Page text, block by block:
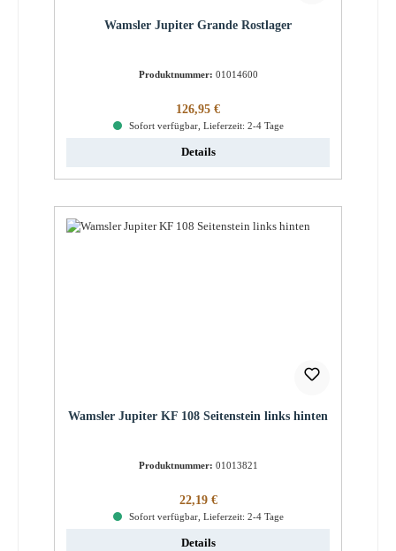
Wamsler Jupiter Grande Rostlager
Produktnummer: 01014600
Regulärer Preis:
126,95 €
Sofort verfügbar, Lieferzeit: 2-4 Tage
Details
Wamsler Jupiter KF 108 Seitenstein links hinten
Produktnummer: 01013821
Regulärer Preis:
22,19 €
Sofort verfügbar, Lieferzeit: 2-4 Tage
Details